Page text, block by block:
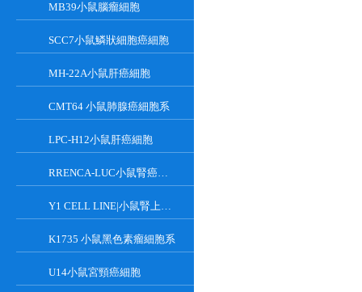
MB39小鼠腦瘤細胞
SCC7小鼠鱗狀細胞癌細胞
MH-22A小鼠肝癌細胞
CMT64 小鼠肺腺癌細胞系
LPC-H12小鼠肝癌細胞
RRENCA-LUC小鼠腎癌細胞LUC轉染株
Y1 CELL LINE|小鼠腎上腺皮質瘤細胞
K1735 小鼠黑色素瘤細胞系
U14小鼠宮頸癌細胞